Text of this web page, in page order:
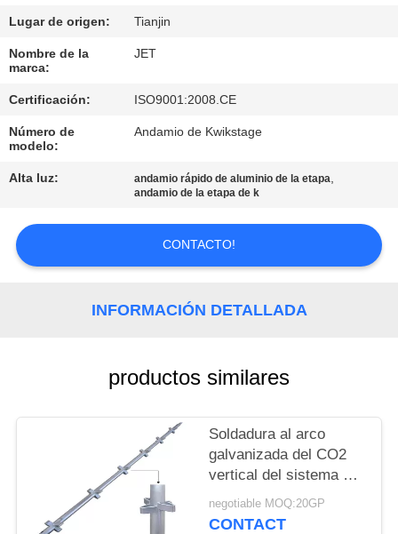
DE
CALIDAD
PIDA
CITA
POLICY
Lugar de origen: Tianjin
Nombre de la
marca:
JET
Certificación: ISO9001:2008.CE
Número de
modelo:
Andamio de Kwikstage
Alta luz: andamio rápido de aluminio de la etapa,
andamio de la etapa de k
CONTACTO!
INFORMACIÓN DETALLADA
productos similares
Soldadura al arco
galvanizada del CO2
vertical del sistema del
andamio del acero
Q235 Kwikstage
negotiable MOQ:20GP
CONTACT